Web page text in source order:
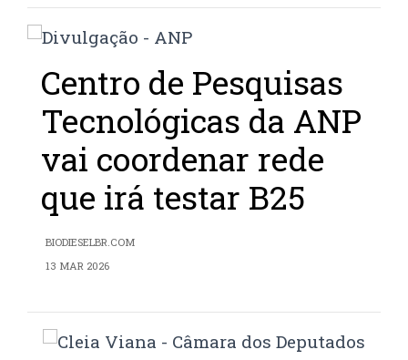
Centro de Pesquisas
Tecnológicas da ANP
vai coordenar rede
que irá testar B25
BIODIESELBR.COM
13 MAR 2026